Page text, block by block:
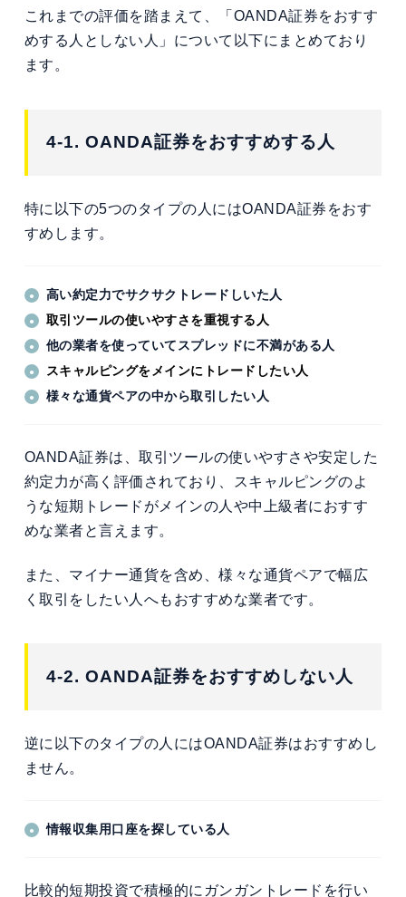
これまでの評価を踏まえて、「OANDA証券をおすす
めする人としない人」について以下にまとめており
ます。
4-1. OANDA証券をおすすめする人
特に以下の5つのタイプの人にはOANDA証券をおす
すめします。
高い約定力でサクサクトレードしいた人
取引ツールの使いやすさを重視する人
他の業者を使っていてスプレッドに不満がある人
スキャルピングをメインにトレードしたい人
様々な通貨ペアの中から取引したい人
OANDA証券は、取引ツールの使いやすさや安定した
約定力が高く評価されており、スキャルピングのよ
うな短期トレードがメインの人や中上級者におすす
めな業者と言えます。
また、マイナー通貨を含め、様々な通貨ペアで幅広
く取引をしたい人へもおすすめな業者です。
4-2. OANDA証券をおすすめしない人
逆に以下のタイプの人にはOANDA証券はおすすめし
ません。
情報収集用口座を探している人
比較的短期投資で積極的にガンガントレードを行い